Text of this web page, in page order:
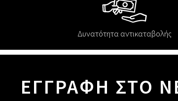
Δυνατότητα αντικαταβολής
ΕΓΓΡΑΦΗ ΣΤΟ